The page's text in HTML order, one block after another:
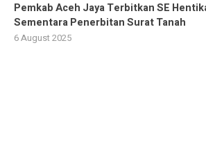
Pemkab Aceh Jaya Terbitkan SE
Sementara Penerbitan Surat Tanah
6 August 2025